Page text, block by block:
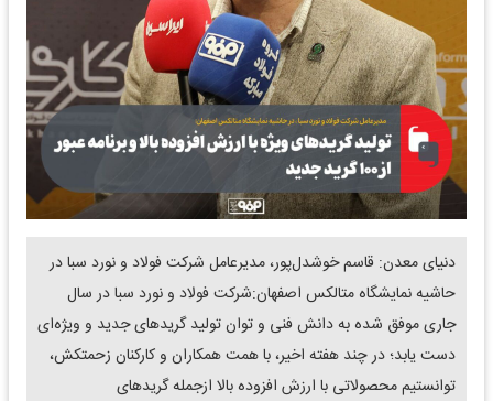
دنیای معدن: قاسم خوشدل‌پور، مدیرعامل شرکت فولاد و نورد سبا در
حاشیه نمایشگاه متالکس اصفهان:شرکت فولاد و نورد سبا در سال
جاری موفق شده به دانش فنی و توان تولید گریدهای جدید و ویژه‌ای
دست یابد؛ در چند هفته اخیر، با همت همکاران و کارکنان زحمتکش،
توانستیم محصولاتی با ارزش افزوده بالا ازجمله گریدهای